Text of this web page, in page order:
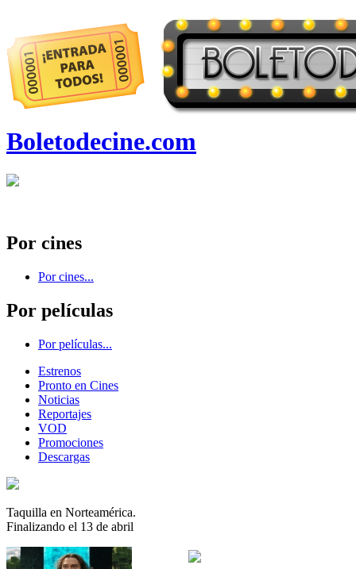
Boletodecine.com
Por cines
Por cines...
Por películas
Por películas...
Estrenos
Pronto en Cines
Noticias
Reportajes
VOD
Promociones
Descargas
Taquilla en Norteamérica.
Finalizando el 13 de abril